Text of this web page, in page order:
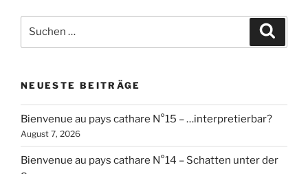
nach:
NEUESTE BEITRÄGE
Bienvenue au pays cathare N°15 – …interpretierbar?
August 7, 2026
Bienvenue au pays cathare N°14 – Schatten unter der